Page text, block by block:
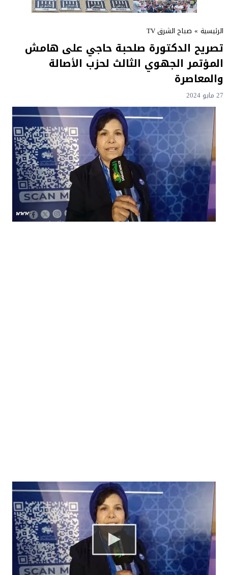
الرئيسية » صباح الشرق TV
تصريح الدكتورة صلحبة حاجي على هامش
المؤتمر الجهوي الثالث لحزب الأصالة
والمعاصرة
27 مايو 2024